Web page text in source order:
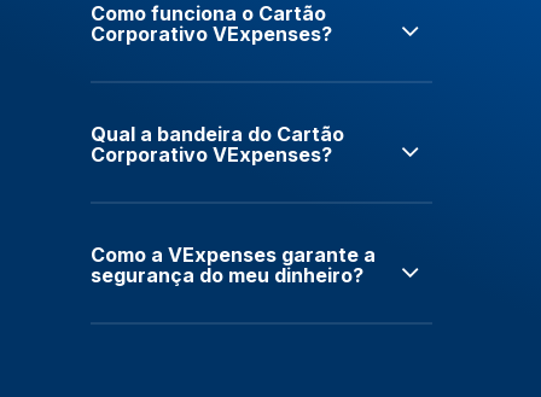
Como funciona o Cartão
Corporativo VExpenses?
Qual a bandeira do Cartão
Corporativo VExpenses?
Como a VExpenses garante a
segurança do meu dinheiro?